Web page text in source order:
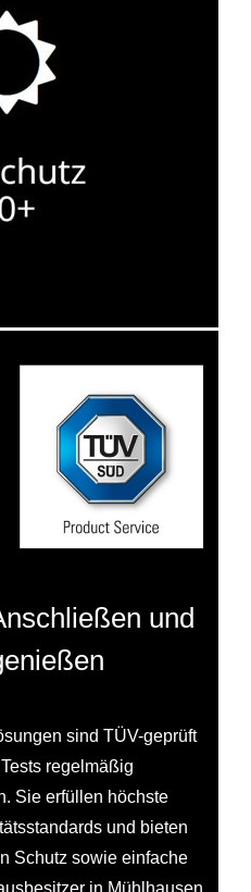
und
sind TÜV-geprüft
regelmäßig
Sie erfüllen höchste
und bieten
Schutz sowie einfache
in Mühlhausen